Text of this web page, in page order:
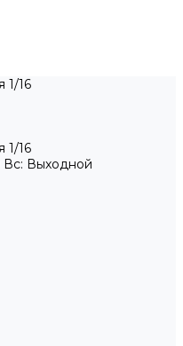
1/16
1/16
Вс: Выходной